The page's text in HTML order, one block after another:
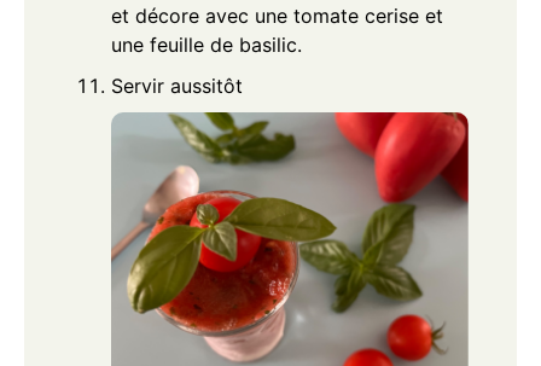
et décore avec une tomate cerise et
une feuille de basilic.
Servir aussitôt